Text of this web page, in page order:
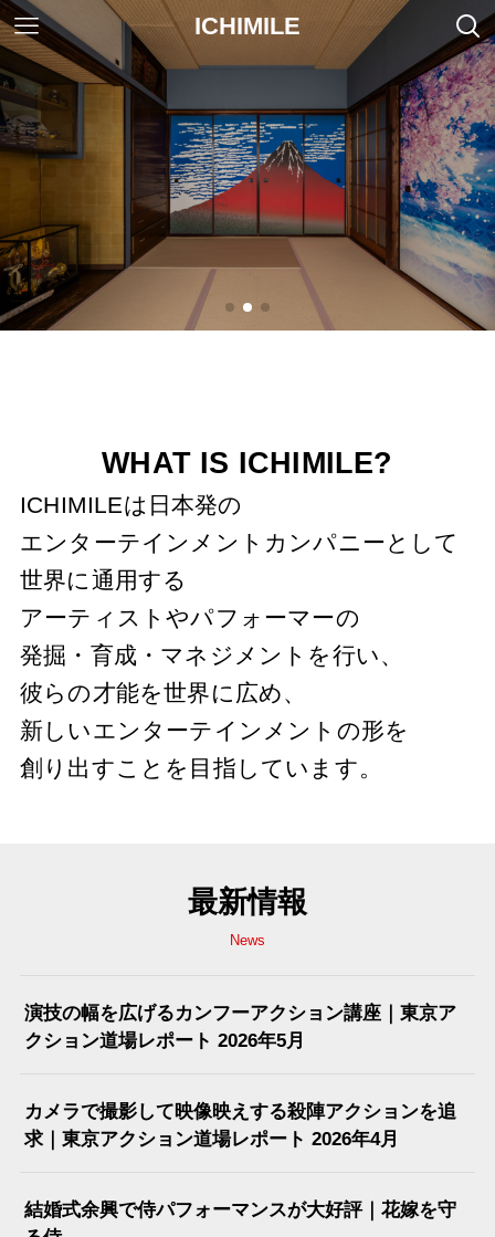
ICHIMILE
WHAT IS ICHIMILE?
ICHIMILEは日本発の
エンターテインメントカンパニーとして
世界に通用する
アーティストやパフォーマーの
発掘・育成・マネジメントを行い、
彼らの才能を世界に広め、
新しいエンターテインメントの形を
創り出すことを目指しています。
最新情報
News
演技の幅を広げるカンフーアクション講座｜東京ア
クション道場レポート 2026年5月
カメラで撮影して映像映えする殺陣アクションを追
求｜東京アクション道場レポート 2026年4月
結婚式余興で侍パフォーマンスが大好評｜花嫁を守